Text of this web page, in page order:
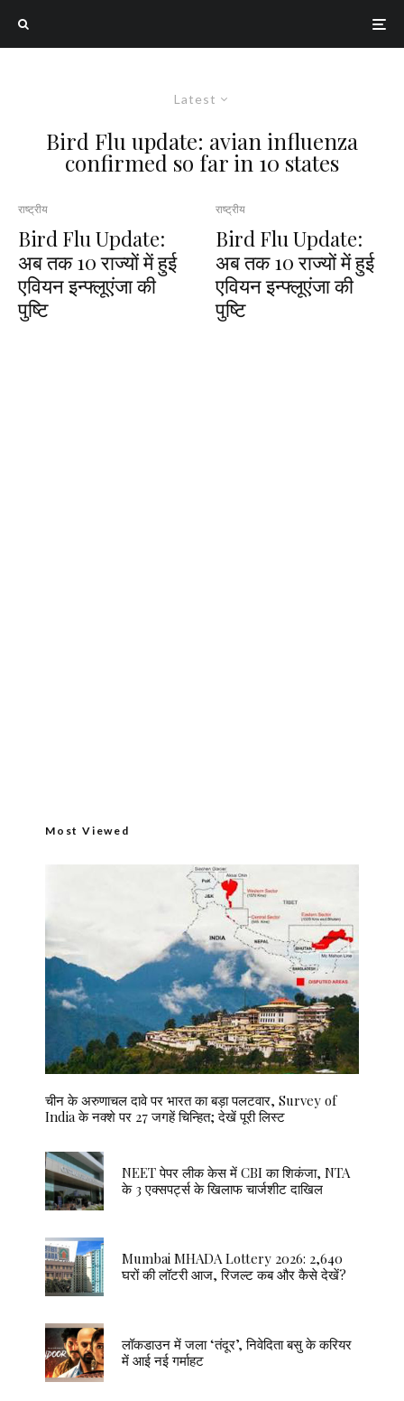
Latest
Bird Flu update: avian influenza
confirmed so far in 10 states
राष्ट्रीय
Bird Flu Update:
अब तक 10 राज्यों में हुई
एवियन इन्फ्लूएंजा की
पुष्टि
राष्ट्रीय
Bird Flu Update:
अब तक 10 राज्यों में हुई
एवियन इन्फ्लूएंजा की
पुष्टि
Most Viewed
चीन के अरुणाचल दावे पर भारत का बड़ा पलटवार, Survey of
India के नक्शे पर 27 जगहें चिन्हित; देखें पूरी लिस्ट
NEET पेपर लीक केस में CBI का शिकंजा, NTA
के 3 एक्सपर्ट्स के खिलाफ चार्जशीट दाखिल
Mumbai MHADA Lottery 2026: 2,640
घरों की लॉटरी आज, रिजल्ट कब और कैसे देखें?
लॉकडाउन में जला ‘तंदूर’, निवेदिता बसु के करियर
में आई नई गर्माहट